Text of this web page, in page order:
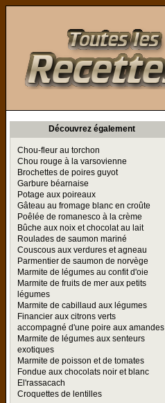
Découvrez également
Chou-fleur au torchon
Chou rouge à la varsovienne
Brochettes de poires guyot
Garbure béarnaise
Potage aux poireaux
Gâteau au fromage blanc en croûte
Poêlée de romanesco à la crème
Bûche aux noix et chocolat au lait
Roulades de saumon mariné
Couscous aux verdures et agneau
Parmentier de saumon de norvège
Marmite de légumes au confit d'oie
Marmite de fruits de mer aux petits
légumes
Marmite de cabillaud aux légumes
Financier aux citrons verts
accompagné d'une poire aux amandes
Marmite de légumes aux senteurs
exotiques
Marmite de poisson et de tomates
Fondue aux chocolats noir et blanc
El'rassacach
Croquettes de lentilles